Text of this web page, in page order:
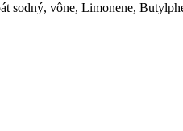
sodný, vône, Limonene,